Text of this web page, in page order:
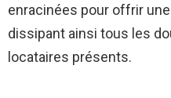
enracinées pour offrir une
dissipant ainsi tous les
locataires présents.